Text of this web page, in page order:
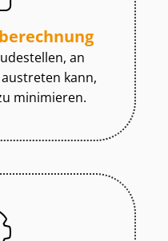
an
kann,
minimieren.